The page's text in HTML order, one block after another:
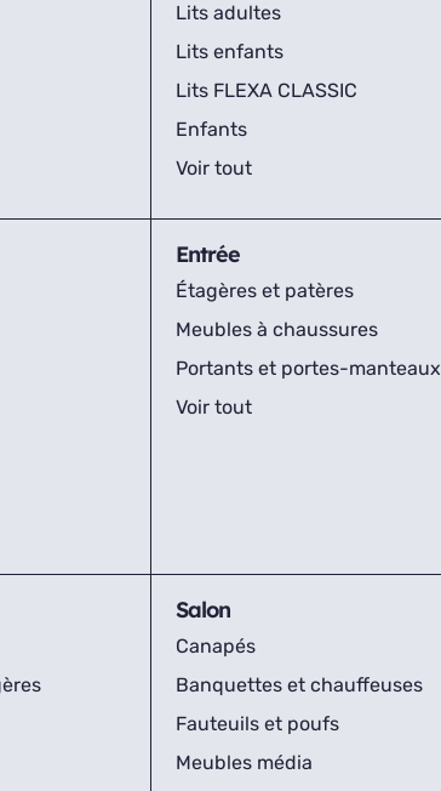
Lits adultes
Lits enfants
Lits FLEXA CLASSIC
Enfants
Voir tout
Entrée
Étagères et patères
Meubles à chaussures
Portants et portes-manteaux
Voir tout
Salon
Canapés
Banquettes et chauffeuses
Fauteuils et poufs
Meubles média